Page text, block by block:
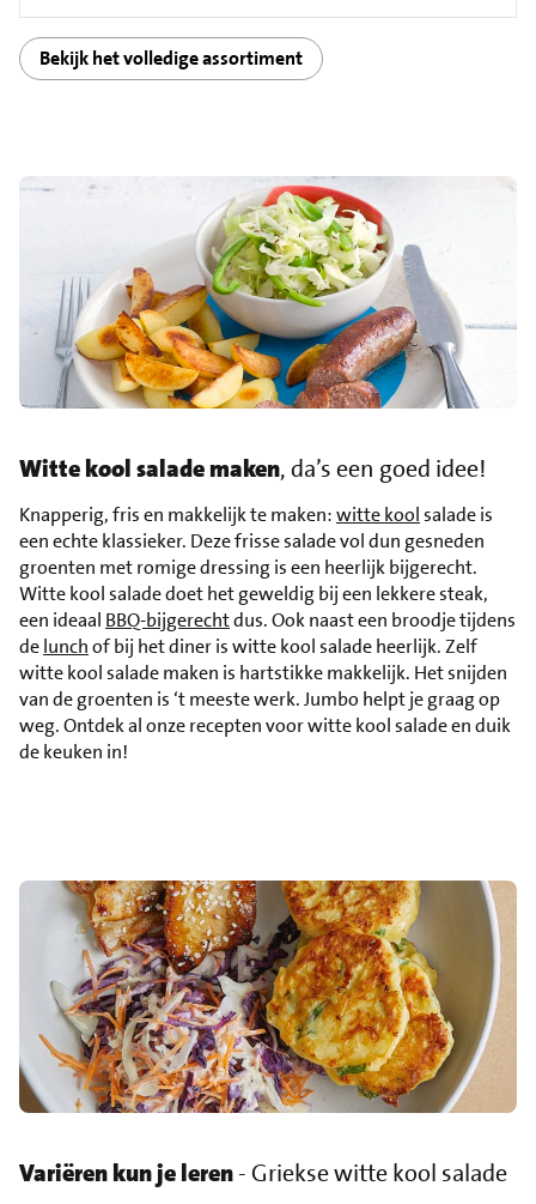
Bekijk het volledige assortiment
Witte kool salade maken, da’s een goed idee!
Knapperig, fris en makkelijk te maken:witte koolsalade is
een echte klassieker. Deze frisse salade vol dun gesneden
groenten met romige dressing is een heerlijk bijgerecht.
Witte kool salade doet het geweldig bij een lekkere steak,
een ideaal BBQ-bijgerechtdus. Ook naast een broodje tijdens
delunchof bij het diner is witte kool salade heerlijk. Zelf
witte kool salade maken is hartstikke makkelijk. Het snijden
van de groenten is ‘t meeste werk. Jumbo helpt je graag op
weg. Ontdek al onze recepten voor witte kool salade en duik
de keuken in!
Variëren kun je leren- Griekse witte kool salade